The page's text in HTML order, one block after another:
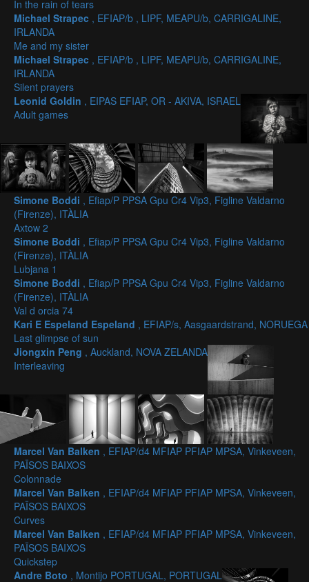
In the rain of tears
Michael Strapec , EFIAP/b , LIPF, MEAPU/b, CARRIGALINE,
IRLANDA
Me and my sister
Michael Strapec , EFIAP/b , LIPF, MEAPU/b, CARRIGALINE,
IRLANDA
Silent prayers
Leonid Goldin , EIPAS EFIAP, OR - AKIVA, ISRAEL
Adult games
Simone Boddi , Efiap/P PPSA Gpu Cr4 Vip3, Figline Valdarno
(Firenze), ITÀLIA
Axtow 2
Simone Boddi , Efiap/P PPSA Gpu Cr4 Vip3, Figline Valdarno
(Firenze), ITÀLIA
Lubjana 1
Simone Boddi , Efiap/P PPSA Gpu Cr4 Vip3, Figline Valdarno
(Firenze), ITÀLIA
Val d orcia 74
Kari E Espeland Espeland , EFIAP/s, Aasgaardstrand, NORUEGA
Last glimpse of sun
Jiongxin Peng , Auckland, NOVA ZELANDA
Interleaving
Marcel Van Balken , EFIAP/d4 MFIAP PFIAP MPSA, Vinkeveen,
PAÏSOS BAIXOS
Colonnade
Marcel Van Balken , EFIAP/d4 MFIAP PFIAP MPSA, Vinkeveen,
PAÏSOS BAIXOS
Curves
Marcel Van Balken , EFIAP/d4 MFIAP PFIAP MPSA, Vinkeveen,
PAÏSOS BAIXOS
Quickstep
Andre Boto , Montijo PORTUGAL, PORTUGAL